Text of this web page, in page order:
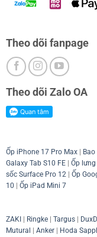
Theo dõi fanpage
Theo dõi Zalo OA
Ốp iPhone 17 Pro Max| Bao
Galaxy Tab S10 FE| Ốp
sốc Surface Pro 12| Ốp
10 | Ốp iPad Mini 7
ZAKI Ringke| Targus|
Mutural
Anker| Hoda